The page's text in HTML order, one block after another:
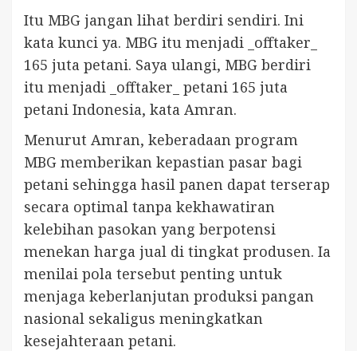
Itu MBG jangan lihat berdiri sendiri. Ini
kata kunci ya. MBG itu menjadi _offtaker_
165 juta petani. Saya ulangi, MBG berdiri
itu menjadi _offtaker_ petani 165 juta
petani Indonesia, kata Amran.
Menurut Amran, keberadaan program
MBG memberikan kepastian pasar bagi
petani sehingga hasil panen dapat terserap
secara optimal tanpa kekhawatiran
kelebihan pasokan yang berpotensi
menekan harga jual di tingkat produsen. Ia
menilai pola tersebut penting untuk
menjaga keberlanjutan produksi pangan
nasional sekaligus meningkatkan
kesejahteraan petani.